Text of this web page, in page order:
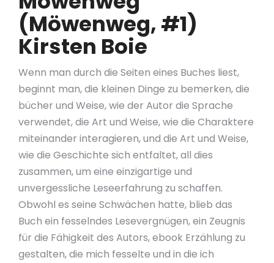
(Möwenweg, #1)
Kirsten Boie
Wenn man durch die Seiten eines Buches liest,
beginnt man, die kleinen Dinge zu bemerken, die
bücher und Weise, wie der Autor die Sprache
verwendet, die Art und Weise, wie die Charaktere
miteinander interagieren, und die Art und Weise,
wie die Geschichte sich entfaltet, all dies
zusammen, um eine einzigartige und
unvergessliche Leseerfahrung zu schaffen.
Obwohl es seine Schwächen hatte, blieb das
Buch ein fesselndes Lesevergnügen, ein Zeugnis
für die Fähigkeit des Autors, ebook Erzählung zu
gestalten, die mich fesselte und in die ich